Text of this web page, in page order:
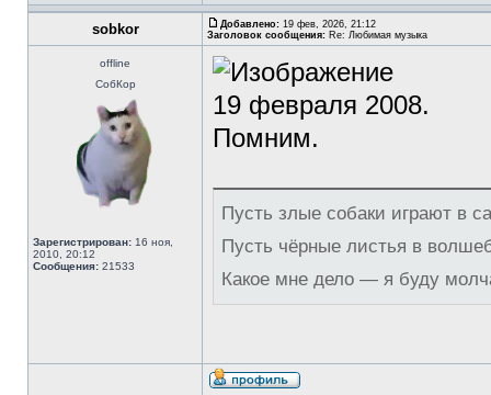
sobkor Добавлено: 19 фев, 2026, 21:12
Заголовок сообщения: Re: Любимая музыка
offline
СобКор
Зарегистрирован: 16 ноя,
2010, 20:12
Сообщения: 21533
19 февраля 2008.
Помним.
Пусть злые собаки играют в
Пусть чёрные листья в
Какое мне дело — я буду